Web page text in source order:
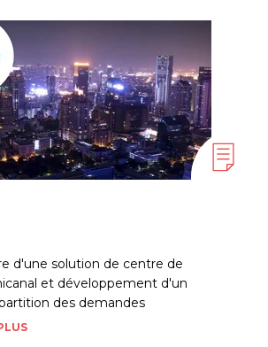
d'une solution de centre de
et développement d'un
des demandes